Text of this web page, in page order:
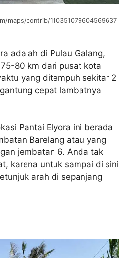
maps/contrib/110351079604569637
adalah di Pulau Galang,
80 km dari pusat kota
yang ditempuh sekitar 2
cepat lambatnya
Pantai Elyora ini berada
Barelang atau yang
jembatan 6. Anda tak
karena untuk sampai di sini
arah di sepanjang